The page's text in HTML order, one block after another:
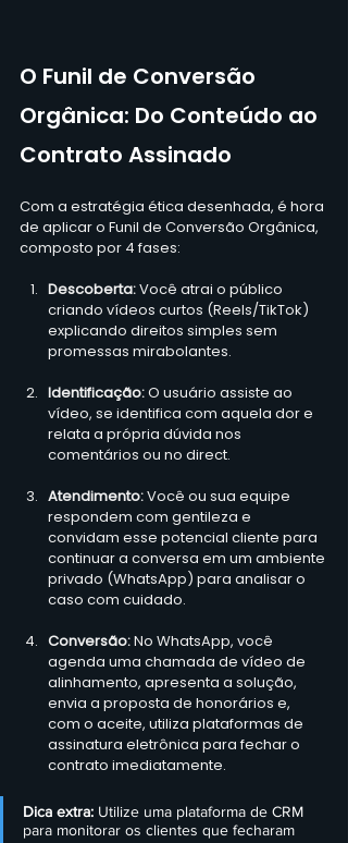
O Funil de Conversão
Orgânica: Do Conteúdo ao
Contrato Assinado
Com a estratégia ética desenhada, é hora
de aplicar o Funil de Conversão Orgânica,
composto por 4 fases:
Descoberta: Você atrai o público
criando vídeos curtos (Reels/TikTok)
explicando direitos simples sem
promessas mirabolantes.
Identificação: O usuário assiste ao
vídeo, se identifica com aquela dor e
relata a própria dúvida nos
comentários ou no direct.
Atendimento: Você ou sua equipe
respondem com gentileza e
convidam esse potencial cliente para
continuar a conversa em um ambiente
privado (WhatsApp) para analisar o
caso com cuidado.
Conversão: No WhatsApp, você
agenda uma chamada de vídeo de
alinhamento, apresenta a solução,
envia a proposta de honorários e,
com o aceite, utiliza plataformas de
assinatura eletrônica para fechar o
contrato imediatamente.
Dica extra: Utilize uma plataforma de CRM
para monitorar os clientes que fecharam